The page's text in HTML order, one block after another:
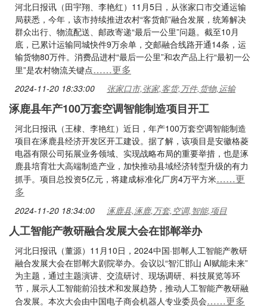
河北日报讯（田宇翔、李艳红）11月5日，从张家口市交通运输
局获悉，今年，该市持续推进农村“客货邮”融合发展，统筹解决
群众出行、物流配送、邮政寄递“最后一公里”问题。截至10月
底，已累计运输同城快件9万余单，交邮融合线路开通14条，运
输货物80万件。消费品进村“最后一公里”和农产品上行“最初一公
里”是农村物流关键点……更多
2024-11-20 18:33:00 张家口市,张家,客货,万件,货物,运输
涿鹿县年产100万套空调智能制造项目开工
河北日报讯（王棣、李艳红）近日，年产100万套空调智能制造
项目在涿鹿县经济开发区开工建设。据了解，该项目是安徽格菱
电器有限公司拓展业务领域、实现战略布局的重要举措，也是涿
鹿县培育壮大高端制造产业，加快推动县域经济转型升级的有力
抓手。项目总投资5亿元，将建成标准化厂房4万平方米……更
多
2024-11-20 18:34:00 涿鹿县,涿鹿,万套,空调,智能,项目
人工智能产教研融合发展大会在邯郸举办
河北日报讯（董源）11月10日，2024中国·邯郸人工智能产教研
融合发展大会在邯郸大剧院举办。会议以“智汇邯山 AI赋能未来”
为主题，通过主题演讲、交流研讨、现场调研、科技展览等环
节，展示人工智能前沿技术和发展趋势，推动人工智能产教研融
合发展。本次大会由中国电子商会机器人专业委员会……更多